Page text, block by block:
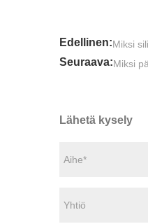
Edellinen:Miksi
Seuraava:Miksi
Lähetä kysely